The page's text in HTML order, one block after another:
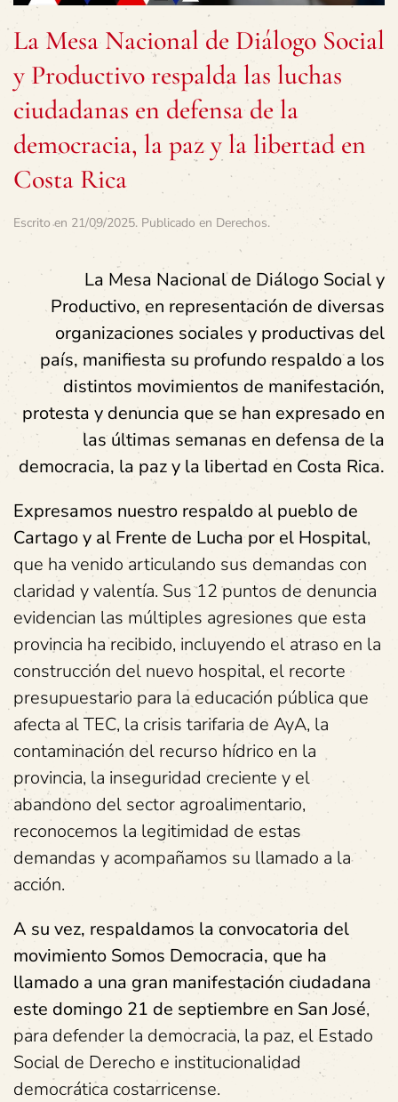
La Mesa Nacional de Diálogo Social
y Productivo respalda las luchas
ciudadanas en defensa de la
democracia, la paz y la libertad en
Costa Rica
Escrito en 21/09/2025. Publicado en Derechos.
La Mesa Nacional de Diálogo Social y
Productivo, en representación de diversas
organizaciones sociales y productivas del
país, manifiesta su profundo respaldo a los
distintos movimientos de manifestación,
protesta y denuncia que se han expresado en
las últimas semanas en defensa de la
democracia, la paz y la libertad en Costa Rica.
Expresamos nuestro respaldo al pueblo de
Cartago y al Frente de Lucha por el Hospital,
que ha venido articulando sus demandas con
claridad y valentía. Sus 12 puntos de denuncia
evidencian las múltiples agresiones que esta
provincia ha recibido, incluyendo el atraso en la
construcción del nuevo hospital, el recorte
presupuestario para la educación pública que
afecta al TEC, la crisis tarifaria de AyA, la
contaminación del recurso hídrico en la
provincia, la inseguridad creciente y el
abandono del sector agroalimentario,
reconocemos la legitimidad de estas
demandas y acompañamos su llamado a la
acción.
A su vez, respaldamos la convocatoria del
movimiento Somos Democracia, que ha
llamado a una gran manifestación ciudadana
este domingo 21 de septiembre en San José,
para defender la democracia, la paz, el Estado
Social de Derecho e institucionalidad
democrática costarricense.